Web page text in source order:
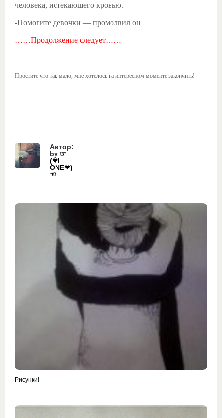
человека, истекающего кровью.
-Помогите девочки — промолвил он
……Продолжение следует……
Простите что так мало, мне хотелось на интересном моменте закончить!
Автор:
by ☞
(❤I
ONE❤)
☜
Рисунки!